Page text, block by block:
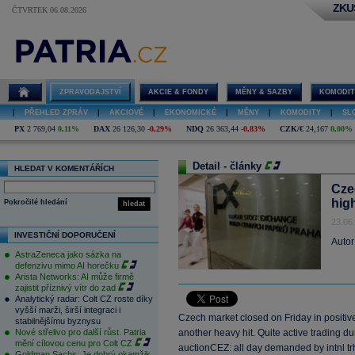
ČTVRTEK 06.08.2026
ZPRAVODAJSTVÍ AKCIE & FONDY MĚNY & SAZBY
PŘEHLED ZPRÁV AKCIOVÉ EKONOMICKÉ MĚNY KOMODITY
PX 2 769,04 0,11% DAX 26 126,30 -0,29% NDQ 26 363,44 -0,83% CZK/€ 24,167 0,00%
HLEDAT V KOMENTÁŘÍCH
hledat
Pokročilé hledání
INVESTIČNÍ DOPORUČENÍ
AstraZeneca jako sázka na
defenzivu mimo AI horečku
Arista Networks: AI může firmě
zajistit příznivý vítr do zad
Analytický radar: Colt CZ roste díky
vyšší marži, širší integraci i
stabilnějšímu byznysu
Nové střelivo pro další růst. Patria
mění cílovou cenu pro Colt CZ
Detail - články
Czech market closed on Friday in
another heavy hit. Quite active trading
auctionCEZ: all day demanded by intnl